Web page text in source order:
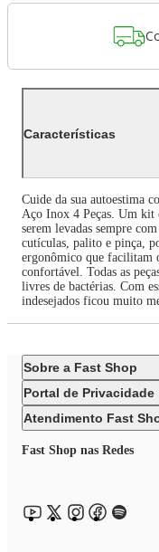
Características
Cuide da sua autoestima
Aço Inox 4 Peças. Um kit
serem levadas sempre
cutículas, palito e pinça,
ergonômico que facilitam
confortável. Todas as
livres de bactérias. Com
indesejados ficou muito
Sobre a Fast Shop
Portal de Privacidade
Atendimento Fast
Fast Shop nas Redes